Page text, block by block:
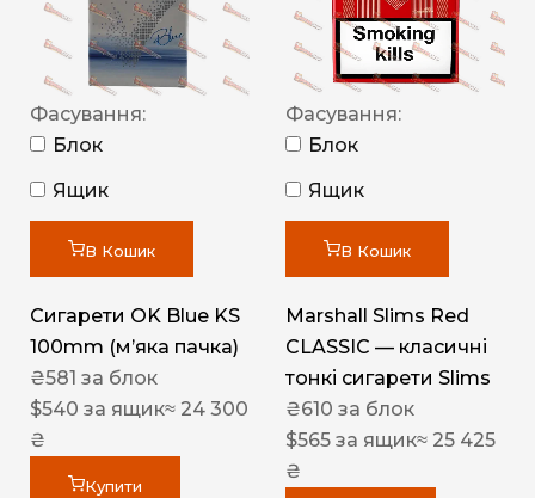
Фасування:
Блок
Ящик
В Кошик
Сигарети OK Blue KS
100mm (м’яка пачка)
₴581 за блок
$540 за ящик≈ 24 300
₴
Купити
Фасування:
Блок
Ящик
В Кошик
Marshall Slims Red
CLASSIC — класичні
тонкі сигарети Slims
₴610 за блок
$565 за ящик≈ 25 425
₴